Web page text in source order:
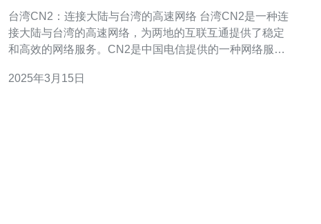
台湾CN2：连接大陆与台湾的高速网络 台湾CN2是一种连
接大陆与台湾的高速网络，为两地的互联互通提供了稳定
和高效的网络服务。CN2是中国电信提供的一种网络服
靠的网络连接。 台湾CN2网络具有以下几个优势： 带宽
2025年3月15日